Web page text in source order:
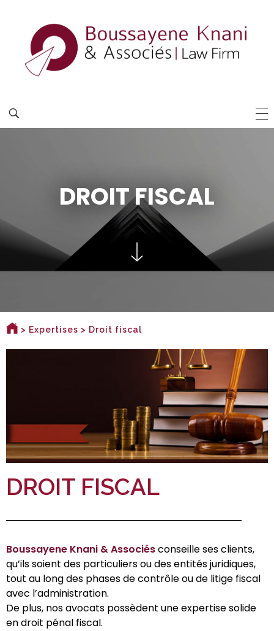
DROIT FISCAL
> Expertises > Droit fiscal
DROIT FISCAL
Boussayene Knani & Associésconseille ses clients,
qu’ils soient des particuliers ou des entités juridiques,
tout au long des phases de contrôle ou de litige fiscal
avec l’administration.
De plus, nos avocats possèdent une expertise solide
en droit pénal fiscal.